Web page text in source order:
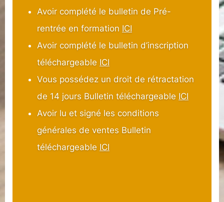
Avoir complété le bulletin de Pré-
rentrée en formation ICI
Avoir complété le bulletin d’inscription
téléchargeable ICI
Vous possédez un droit de rétractation
de 14 jours Bulletin téléchargeable ICI
Avoir lu et signé les conditions
générales de ventes Bulletin
téléchargeable ICI